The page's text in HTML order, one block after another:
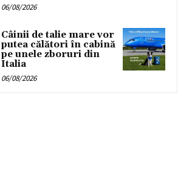
06/08/2026
Câinii de talie mare vor
putea călători în cabină
pe unele zboruri din
Italia
06/08/2026